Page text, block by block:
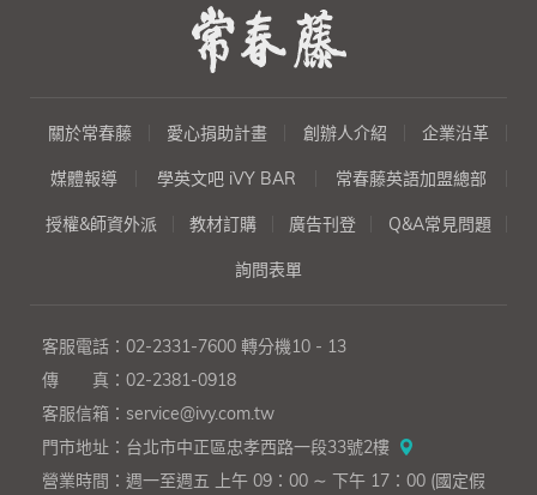
『詢問產品及報價』、『下
單』、『付款』、『投訴』、
『查核進度』、『提案』、『報
算』、『銷售信函』、『行
銷』、『要求澄清』、『技
關於常春藤 愛心捐助計畫 創辦人介紹 企業沿革
媒體報導 學英文吧 iVY BAR 常春藤英語加盟總部
授權&師資外派 教材訂購 廣告刊登 Q&A常見問題
詢問表單
客服電話： 02-2331-7600 轉分機10 - 13
傳 真： 02-2381-0918
客服信箱： service@ivy.com.tw
門市地址： 台北市中正區忠孝西路一段33號2樓
營業時間： 週一至週五 上午 09：00 ∼ 下午 17：00 (國定假